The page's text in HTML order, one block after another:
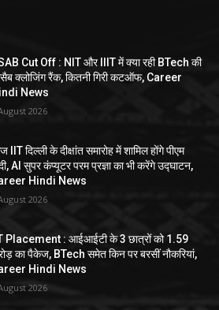
Cut Off : NIT और IIIT में क्या रही BTech की
क्लोजिंग रैंक, कितनी गिरी कटऑफ, Career
News
2026
IIT दिल्ली के दीक्षांत समारोह में शामिल होंगे पीएम
AI सुपर कंप्यूटर परम प्रज्ञा का भी करेंगे उद्घाटन,
Hindi News
2026
Placement : आईआईटी के 3 छात्रों को 1.59
का पैकेज, BTech समेत किन पर बरसीं नौकरियां,
Hindi News
2026